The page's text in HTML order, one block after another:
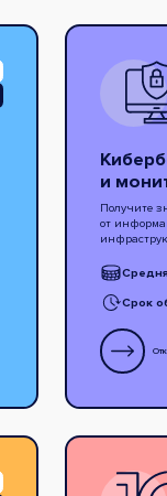
и
Получите
от
Срок